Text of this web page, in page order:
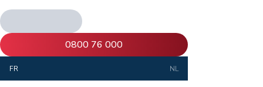
0800 76 000
FR NL
ProxiFuel SA
Boulevard Anspach, 1 bte 2
1000 Bruxelles